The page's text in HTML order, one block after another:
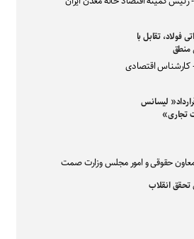
فولاد، تقابل با
منطق
کارشناس اقتصادی
لیسانس
تجاری»
حقوقی و امور مجلس وزارت صمت
تحقق انقلاب